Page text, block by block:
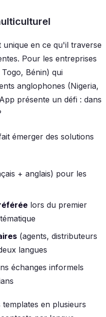
unique en ce qu'il traverse
Pour les entreprises
Bénin) qui
anglophones (Nigeria,
présente un défi : dans
émerger des solutions
+ anglais) pour les
lors du premier
(agents, distributeurs
langues
échanges informels
en plusieurs